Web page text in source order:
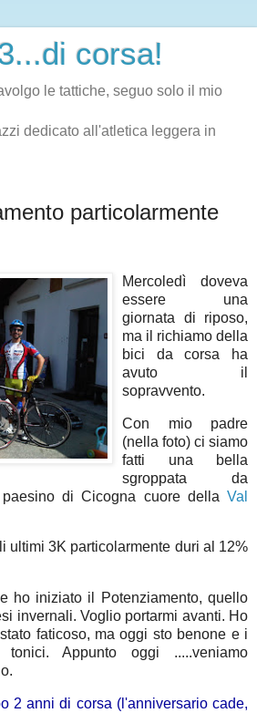
corsa!
le tattiche, seguo solo il mio
dedicato all'atletica leggera in
particolarmente
Mercoledì doveva
essere una
giornata di riposo,
ma il richiamo della
bici da corsa ha
avuto il
sopravvento.
Con mio padre
(nella foto) ci siamo
fatti una bella
sgroppata da
di Cicogna cuore della Val
ultimi 3K particolarmente duri al 12%
ho iniziato il Potenziamento, quello
invernali. Voglio portarmi avanti. Ho
faticoso, ma oggi sto benone e i
Appunto oggi .....veniamo
2 anni di corsa (l'anniversario cade,